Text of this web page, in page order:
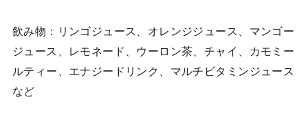
飲み物：リンゴジュース、オレンジジュース、マンゴー
ジュース、レモネード、ウーロン茶、チャイ、カモミー
ルティー、エナジードリンク、マルチビタミンジュース
など